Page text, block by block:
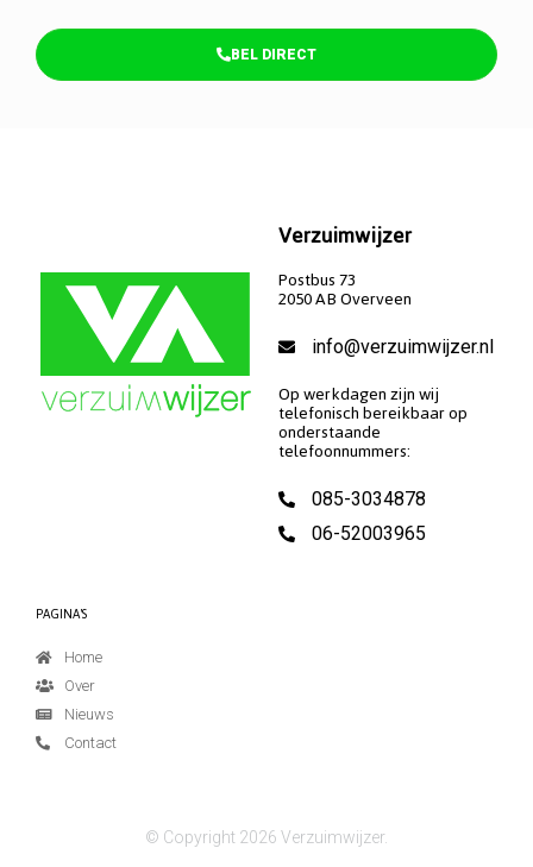
BEL DIRECT
Verzuimwijzer
Postbus 73
2050 AB Overveen
info@verzuimwijzer.nl
Op werkdagen zijn wij
telefonisch bereikbaar op
onderstaande
telefoonnummers:
085-3034878
06-52003965
PAGINA'S
Home
Over
Nieuws
Contact
© Copyright 2026 Verzuimwijzer.